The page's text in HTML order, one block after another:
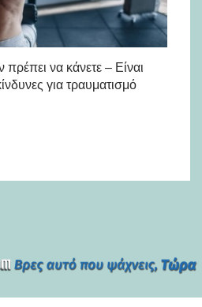
να κάνετε – Είναι
για τραυματισμό